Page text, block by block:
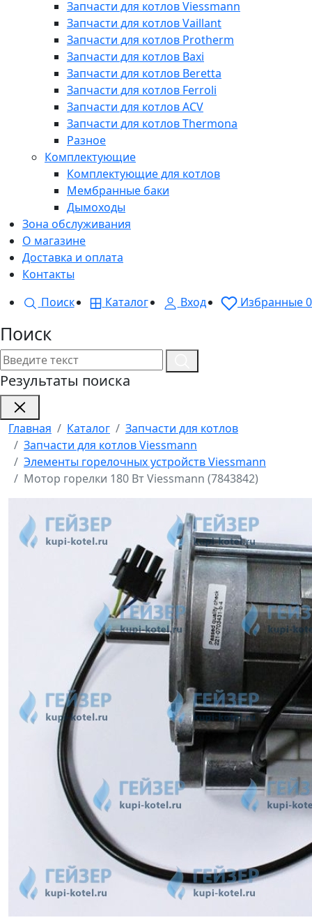
Запчасти для котлов Viessmann
Запчасти для котлов Vaillant
Запчасти для котлов Protherm
Запчасти для котлов Baxi
Запчасти для котлов Beretta
Запчасти для котлов Ferroli
Запчасти для котлов ACV
Запчасти для котлов Thermona
Разное
Комплектующие
Комплектующие для котлов
Мембранные баки
Дымоходы
Зона обслуживания
О магазине
Доставка и оплата
Контакты
Поиск
Каталог Вход Избранные0
Поиск
Результаты поиска
Главная Каталог
Запчасти для котлов
Запчасти для котлов Viessmann
Элементы горелочных устройств Viessmann
Мотор горелки 180 Вт Viessmann (7843842)